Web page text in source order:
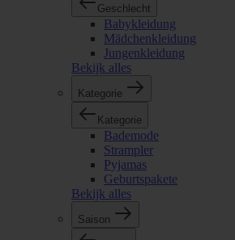
Geschlecht
Babykleidung
Mädchenkleidung
Jungenkleidung
Bekijk alles
Kategorie
Kategorie
Bademode
Strampler
Pyjamas
Geburtspakete
Bekijk alles
Saison